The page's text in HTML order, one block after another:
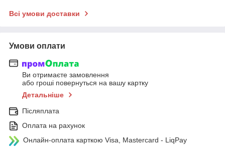
Всі умови доставки
Умови оплати
Ви отримаєте замовлення
або гроші повернуться на вашу картку
Детальніше
Післяплата
Оплата на рахунок
Онлайн-оплата карткою Visa, Mastercard - LiqPay